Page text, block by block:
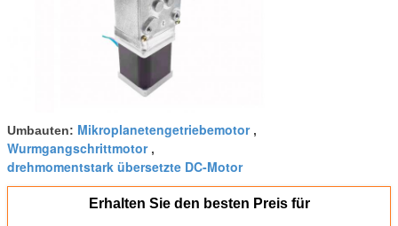
Umbauten: Mikroplanetengetriebemotor,
Wurmgangschrittmotor,
drehmomentstark übersetzte DC-Motor
Erhalten Sie den besten Preis für